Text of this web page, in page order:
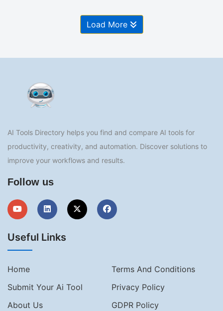
Load More
AI Tools Directory helps you find and compare AI tools for
productivity, creativity, and automation. Discover solutions to
improve your workflows and results.
Follow us
Useful Links
Home
Terms And Conditions
Submit Your Ai Tool
Privacy Policy
About Us
GDPR Policy